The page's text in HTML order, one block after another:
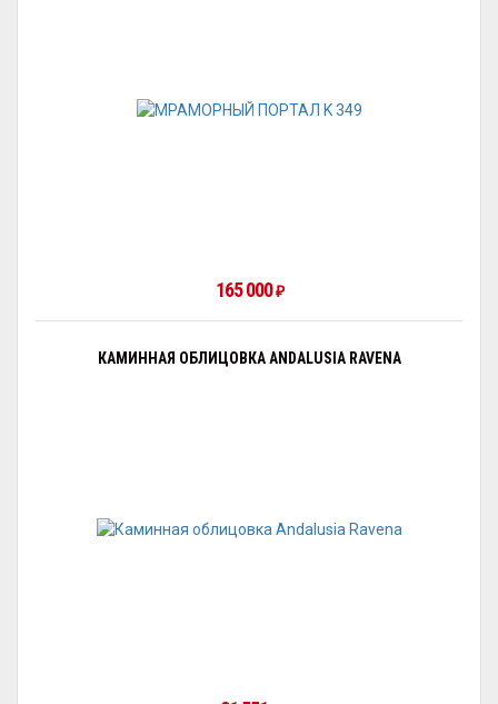
165 000₽
КАМИННАЯ ОБЛИЦОВКА ANDALUSIA RAVENA